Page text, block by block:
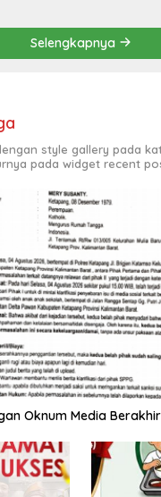
Selengkapnya
style gallery pada
pada widget recent
Oknum Media